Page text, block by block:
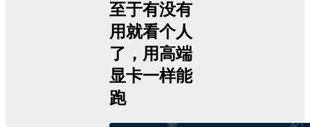
至于有没有
用就看个人
了，用高端
显卡一样能
跑